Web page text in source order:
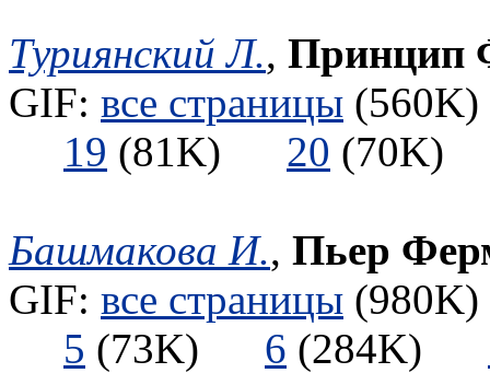
Туриянский Л., Принцип
GIF: все страницы
19 (81K) 20
Башмакова И., Пьер
GIF: все страницы
5 (73K) 6 (284K)